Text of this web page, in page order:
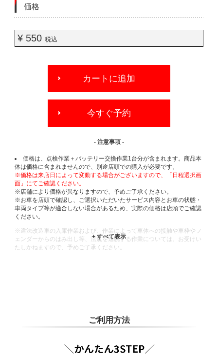
価格
¥ 550 税込
OPTIONS
カートに追加
今すぐ予約
- 注意事項 -
価格は、点検作業＋バッテリー交換作業1台分が含まれます。商品本
体は価格に含まれませんので、別途店頭での購入が必要です。
※価格は来店日によって変動する場合がございますので、「日程選択画
面」にてご確認ください。
※店舗により価格が異なりますので、予めご了承ください。
※お車を店頭で確認し、ご選択いただいたサービス内容とお車の状態・
車両タイプ等が適合しない場合があるため、実際の価格は店頭でご確認
ください。
※違法改造車の入庫作業および、作業によって車体への接触や車枠やフ
ェンダーからのはみ出し等、法規を逸脱する作業については、お受けい
たしかねますので、予めご了承ください。
ご利用方法